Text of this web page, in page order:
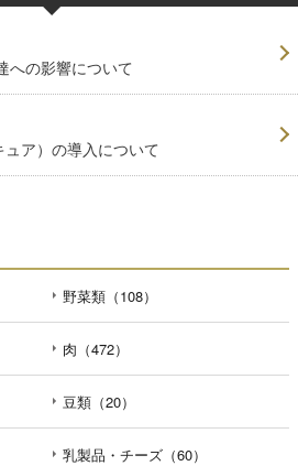
への影響について
ア）の導入について
野菜類（108）
肉（472）
豆類（20）
乳製品・チーズ（60）